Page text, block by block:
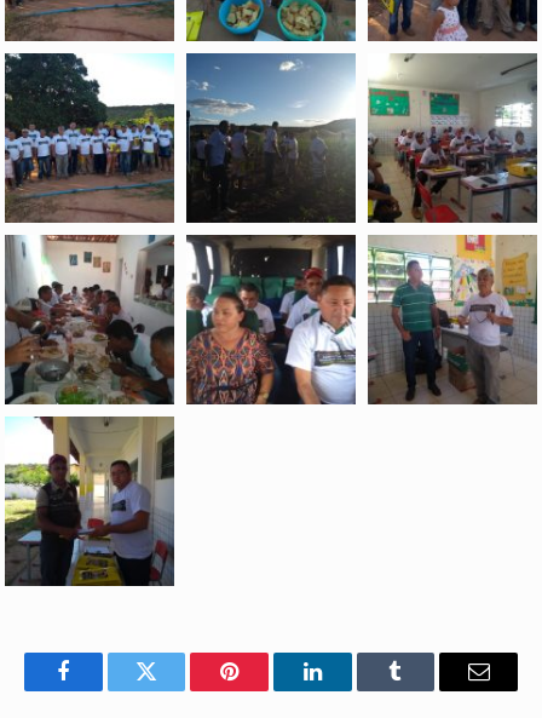
FacebookTwitter Pinterest LinkedInTumblr
E-